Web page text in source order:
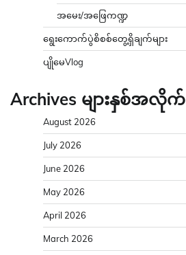
အမေး/အဖြေကဏ္ဍ
ရွေးကောက်ပွဲစိစစ်တွေ့ရှိချက်များ
ပျိုမေVlog
Archives များနှစ်အလိုက်
August 2026
July 2026
June 2026
May 2026
April 2026
March 2026